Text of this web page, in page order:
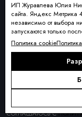
Обмен и возврат
Контакты
О КОМПАНИИ
О нас
Новинки сезона,
Я ДАЮ СОГЛАСИЕ
СОГЛАШАЮСЬ С
ИП Журавлева Юлия
сайта. Яндекс Метрика
независимо от выбора
запускаются только
Политика cookie